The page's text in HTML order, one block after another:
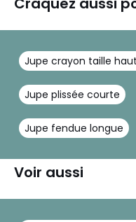
Jupe crayon taille
Jupe plissée courte
Jupe fendue longue
Voir aussi